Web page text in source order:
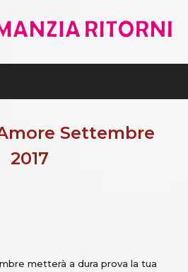
Settembre
2017
metterà a dura prova la tua